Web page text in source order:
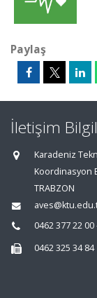
Paylaş
İletişim
Karadeniz
Koordinasyon
TRABZON
0462 377 22 00
0462 325 34 84